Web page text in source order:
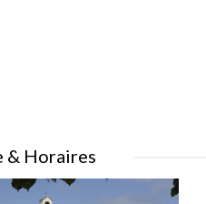
& Horaires